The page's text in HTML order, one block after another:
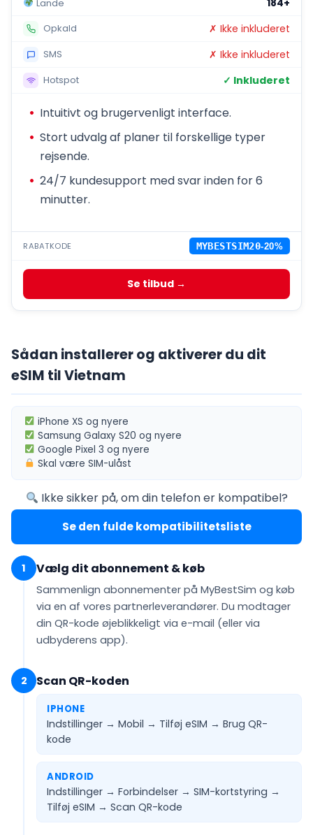
Lande 184+
Opkald ✗ Ikke inkluderet
SMS ✗ Ikke inkluderet
Hotspot ✓ Inkluderet
Intuitivt og brugervenligt interface.
Stort udvalg af planer til forskellige typer
rejsende.
24/7 kundesupport med svar inden for 6
minutter.
RABATKODE MYBESTSIM20-20%
Se tilbud →
Sådan installerer og aktiverer du dit
eSIM til Vietnam
iPhone XS og nyere
Samsung Galaxy S20 og nyere
Google Pixel 3 og nyere
Skal væreSIM-ulåst
Ikke sikker på, om din telefon er kompatibel?
Se den fulde kompatibilitetsliste
1 Vælg dit abonnement & køb
Sammenlign abonnementer på MyBestSim og køb
via en af vores partnerleverandører. Du modtager
din QR-kode øjeblikkeligt via e-mail (eller via
udbyderens app).
2 Scan QR-koden
IPHONE
Indstillinger → Mobil → Tilføj eSIM → Brug QR-
kode
ANDROID
Indstillinger → Forbindelser → SIM-kortstyring →
Tilføj eSIM → Scan QR-kode